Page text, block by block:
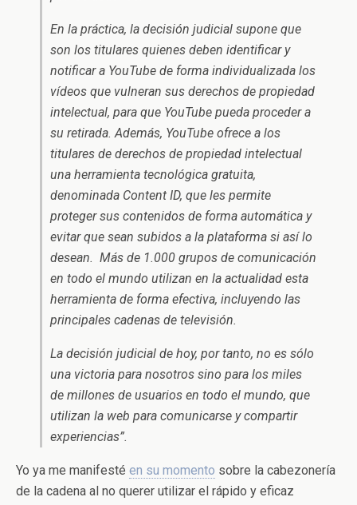
En la práctica, la decisión judicial supone que
son los titulares quienes deben identificar y
notificar a YouTube de forma individualizada los
vídeos que vulneran sus derechos de propiedad
intelectual, para que YouTube pueda proceder a
su retirada. Además, YouTube ofrece a los
titulares de derechos de propiedad intelectual
una herramienta tecnológica gratuita,
denominada Content ID, que les permite
proteger sus contenidos de forma automática y
evitar que sean subidos a la plataforma si así lo
desean. Más de 1.000 grupos de comunicación
en todo el mundo utilizan en la actualidad esta
herramienta de forma efectiva, incluyendo las
principales cadenas de televisión.
La decisión judicial de hoy, por tanto, no es sólo
una victoria para nosotros sino para los miles
de millones de usuarios en todo el mundo, que
utilizan la web para comunicarse y compartir
experiencias”.
Yo ya me manifesté en su momento sobre la cabezonería
de la cadena al no querer utilizar el rápido y eficaz